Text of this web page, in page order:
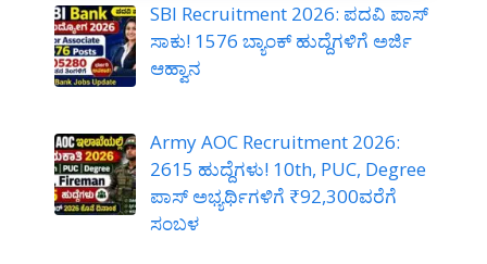
SBI Recruitment 2026: ಪದವಿ ಪಾಸ್
ಸಾಕು! 1576 ಬ್ಯಾಂಕ್ ಹುದ್ದೆಗಳಿಗೆ ಅರ್ಜಿ
ಆಹ್ವಾನ
Army AOC Recruitment 2026:
2615 ಹುದ್ದೆಗಳು! 10th, PUC, Degree
ಪಾಸ್ ಅಭ್ಯರ್ಥಿಗಳಿಗೆ ₹92,300ವರೆಗೆ
ಸಂಬಳ